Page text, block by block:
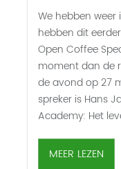
We hebben
hebben dit
Open Coffee
moment dan de
de avond op 27
spreker is Hans
Academy: Het
MEER LEZEN